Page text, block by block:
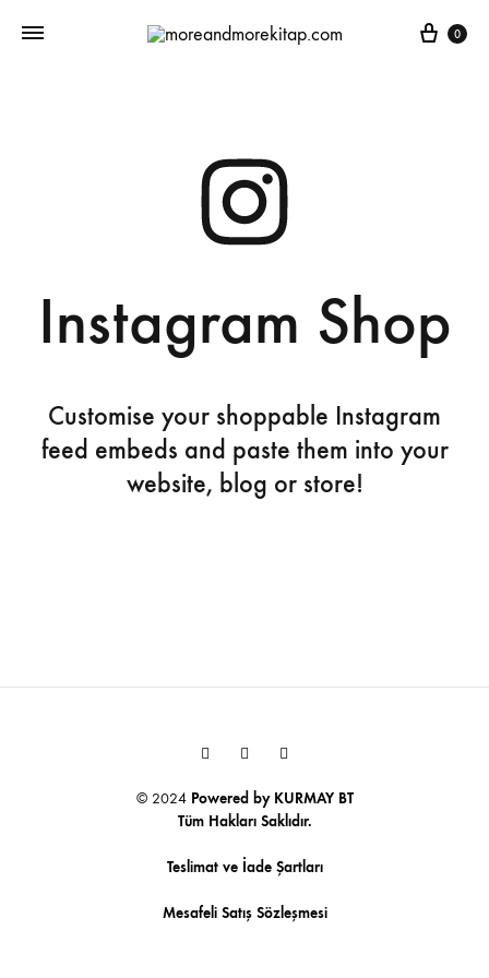
0
Instagram Shop
Customise your shoppable Instagram
feed embeds and paste them into your
website, blog or store!
© 2024 Powered by KURMAY BT
Tüm Hakları Saklıdır.
Teslimat ve İade Şartları
Mesafeli Satış Sözleşmesi
Youtube Facebook